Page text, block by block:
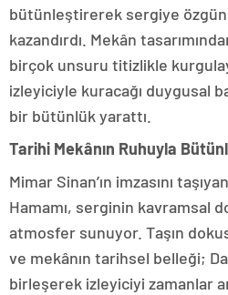
bütünleştirerek sergiye
kazandırdı. Mekân
birçok unsuru titizlikle
izleyiciyle kuracağı duygusal
bir bütünlük yarattı.
Tarihi Mekânın Ruhuyla
Mimar Sinan’ın imzasını
Hamamı, serginin kavramsal
atmosfer sunuyor. Taşın
ve mekânın tarihsel belleği;
birleşerek izleyiciyi zamanlar